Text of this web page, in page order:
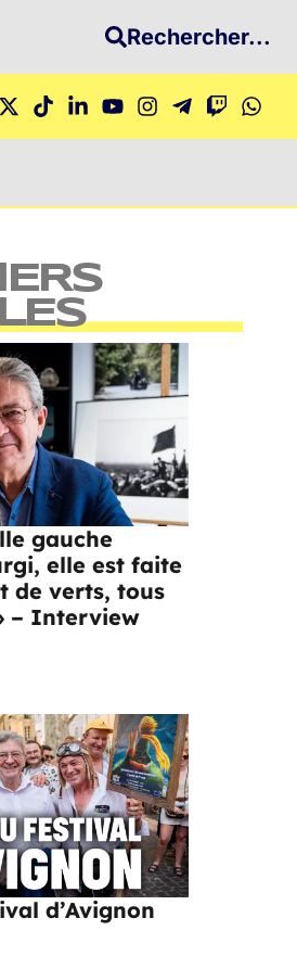
Rechercher...
gauche
elle est faite
de verts, tous
– Interview
d’Avignon